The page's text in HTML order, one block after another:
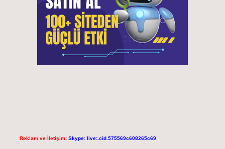
Reklam ve İletişim: Skype: live:.cid.575569c608265c69